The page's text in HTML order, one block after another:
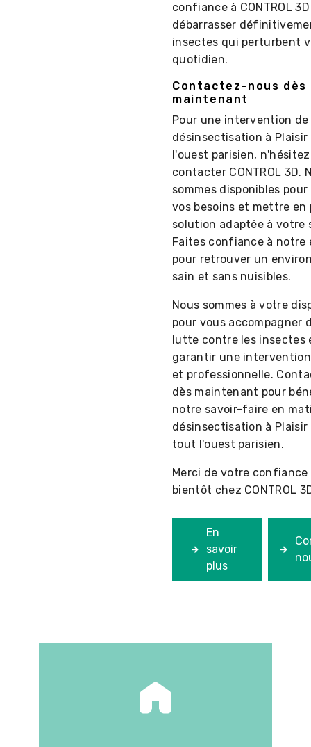
confiance à CONTROL
débarrasser
insectes qui perturbent
quotidien.
Contactez-nous dès
maintenant
Pour une intervention de
désinsectisation à
l'ouest parisien,
contacter CONTROL 3D.
sommes disponibles
vos besoins et mettre en
solution adaptée à votre
Faites confiance à notre
pour retrouver un
sain et sans nuisibles.
Nous sommes à votre
pour vous accompagner
lutte contre les insectes
garantir une
et professionnelle.
dès maintenant pour
notre savoir-faire en
désinsectisation à
tout l'ouest parisien.
Merci de votre confiance
bientôt chez CONTROL
En
savoir
plus